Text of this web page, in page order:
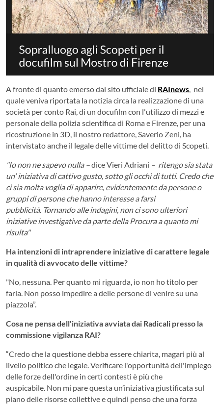
A fronte di quanto emerso dal sito ufficiale di RAInews, nel
quale veniva riportata la notizia circa la realizzazione di una
società per conto Rai, di un docufilm con l'utilizzo di mezzi e
personale della polizia scientifica di Roma e Firenze, per una
ricostruzione in 3D, il nostro redattore, Saverio Zeni, ha
intervistato anche il legale delle vittime del delitto di Scopeti.
"Io non ne sapevo nulla –dice Vieri Adriani – ritengo sia stata
un' iniziativa di cattivo gusto, sotto gli occhi di tutti. Credo che
ci sia molta voglia di apparire, evidentemente da persone o
gruppi di persone che hanno interesse a farsi
pubblicità. Tornando alle indagini, non ci sono ulteriori
iniziative investigative da parte della Procura a quanto mi
risulta"
Ha intenzioni di intraprendere iniziative di carattere legale
in qualità di avvocato delle vittime?
"No, nessuna. Per quanto mi riguarda, io non ho titolo per
farla. Non posso impedire a delle persone di venire su una
piazzola”.
Cosa ne pensa dell'iniziativa avviata dai Radicali presso la
commissione vigilanza RAI?
“Credo che la questione debba essere chiarita, magari più al
livello politico che legale. Verificare l'opportunità dell'impiego
delle forze dell'ordine in certi contesti è più che
auspicabile. Non mi pare questa un’iniziativa giustificata sul
piano delle risorse collettive e quindi penso che una forza